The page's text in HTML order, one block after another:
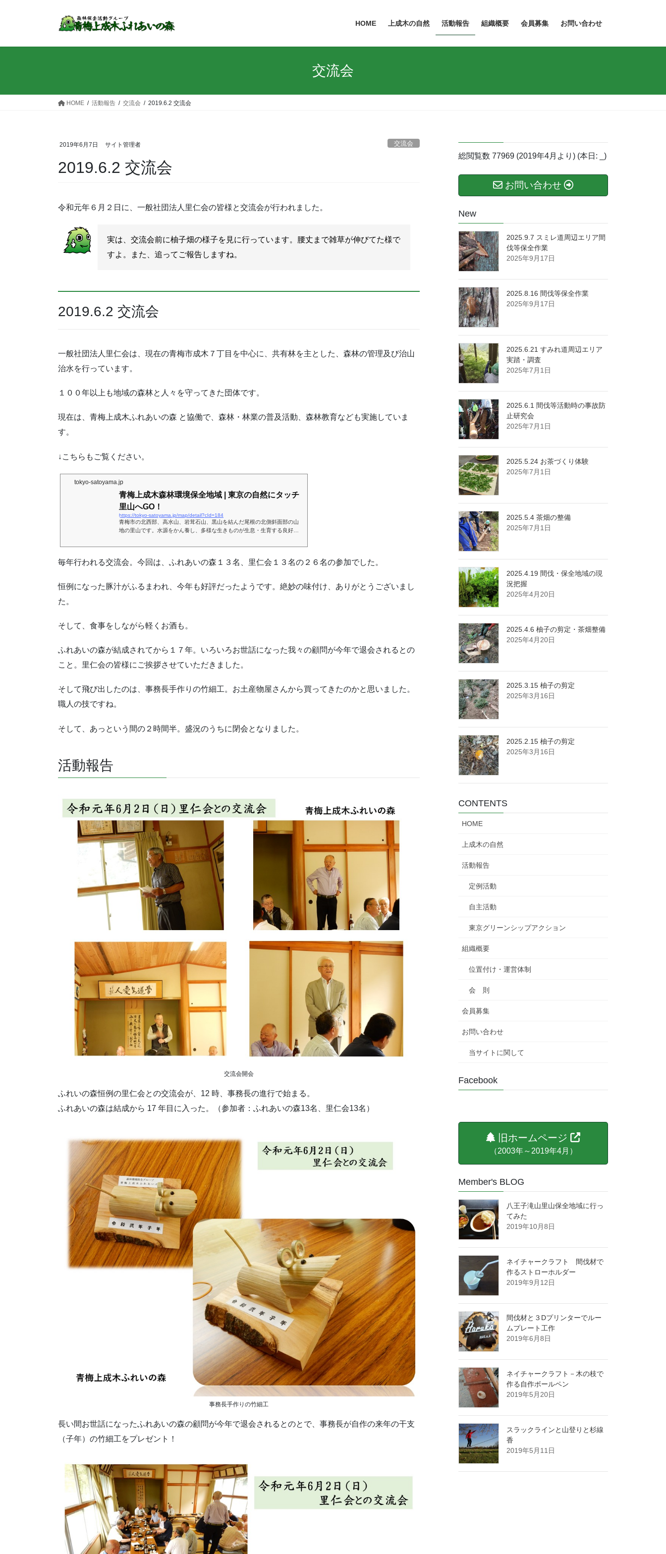
HOME 上成木の自然 活動報告 組織概要 会員募集 お問い合わせ
交流会
HOME 活動報告 交流会 2019.6.2 交流会
2019年6月7日 サイト管理者 交流会
2019.6.2 交流会
令和元年６月２日に、一般社団法人里仁会の皆様と交流会が行われました。
実は、交流会前に柚子畑の様子を見に行っています。腰丈まで雑草が伸びてた様で
すよ。また、追ってご報告しますね。
2019.6.2 交流会
一般社団法人里仁会は、現在の青梅市成木７丁目を中心に、共有林を主とした、森林の管理及び治山
治水を行っています。
１００年以上も地域の森林と人々を守ってきた団体です。
現在は、青梅上成木ふれあいの森 と協働で、森林・林業の普及活動、森林教育なども実施していま
す。
↓こちらもご覧ください。
tokyo-satoyama.jp
青梅上成木森林環境保全地域 | 東京の自然にタッチ
里山へGO！
https://tokyo-satoyama.jp/map/detail?cId=184
青梅市の北西部、高水山、岩茸石山、黒山を結んだ尾根の北側斜面部の山
地の里山です。水源をかん養し、多様な生きものが生息・生育する良好な
す。
毎年行われる交流会。今回は、ふれあいの森１３名、里仁会１３名の２６名の参加でした。
恒例になった豚汁がふるまわれ、今年も好評だったようです。絶妙の味付け、ありがとうございまし
た。
そして、食事をしながら軽くお酒も。
ふれあいの森が結成されてから１７年。いろいろお世話になった我々の顧問が今年で退会されるとの
こと。里仁会の皆様にご挨拶させていただきました。
そして飛び出したのは、事務長手作りの竹細工。お土産物屋さんから買ってきたのかと思いました。
職人の技ですね。
そして、あっという間の２時間半。盛況のうちに閉会となりました。
活動報告
交流会開会
ふれいの森恒例の里仁会との交流会が、12 時、事務長の進行で始まる。
ふれあいの森は結成から 17 年目に入った。（参加者：ふれあいの森13名、里仁会13名）
事務長手作りの竹細工
長い間お世話になったふれあいの森の顧問が今年で退会されるとのとで、事務長が自作の来年の干支
（子年）の竹細工をプレゼント！
総閲覧数77969 (2019年4月より) (本日: _)
お問い合わせ
New
2025.9.7 スミレ道周辺エリア間
伐等保全作業
2025年9月17日
2025.8.16 間伐等保全作業
2025年9月17日
2025.6.21 すみれ道周辺エリア
実踏・調査
2025年7月1日
2025.6.1 間伐等活動時の事故防
止研究会
2025年7月1日
2025.5.24 お茶づくり体験
2025年7月1日
2025.5.4 茶畑の整備
2025年7月1日
2025.4.19 間伐・保全地域の現
況把握
2025年4月20日
2025.4.6 柚子の剪定・茶畑整備
2025年4月20日
2025.3.15 柚子の剪定
2025年3月16日
2025.2.15 柚子の剪定
2025年3月16日
CONTENTS
HOME
上成木の自然
活動報告
定例活動
自主活動
東京グリーンシップアクション
組織概要
位置付け・運営体制
会 則
会員募集
お問い合わせ
当サイトに関して
Facebook
旧ホームページ
（2003年～2019年4月）
Member's BLOG
八王子滝山里山保全地域に行っ
てみた
2019年10月8日
ネイチャークラフト 間伐材で
作るストローホルダー
2019年9月12日
間伐材と３Dプリンターでルー
ムプレート工作
2019年6月8日
ネイチャークラフト－木の枝で
作る自作ボールペン
2019年5月20日
スラックラインと山登りと杉線
香
2019年5月11日